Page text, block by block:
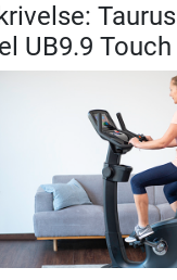
Taurus
UB9.9 Touch